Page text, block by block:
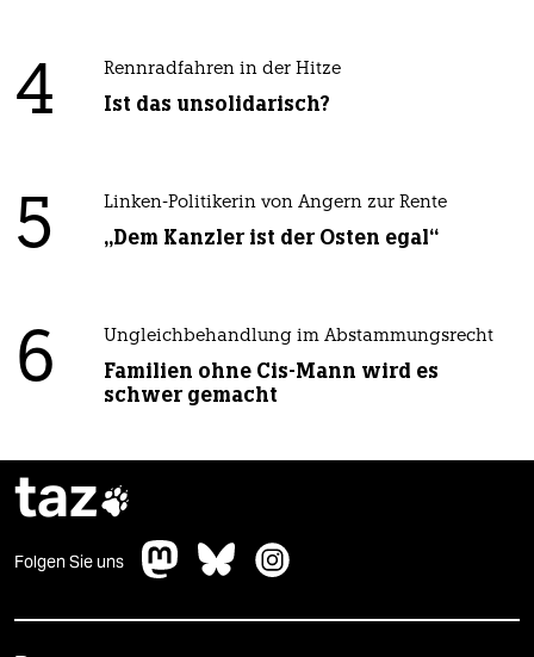
4 Rennradfahren in der Hitze
Ist das unsolidarisch?
5 Linken-Politikerin von Angern zur Rente
„Dem Kanzler ist der Osten egal“
6 Ungleichbehandlung im Abstammungsrecht
Familien ohne Cis-Mann wird es
schwer gemacht
taz
Folgen Sie uns